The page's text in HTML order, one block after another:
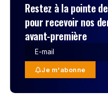
Restez à la pointe
pour recevoir nos
avant-première
Je m'abonne